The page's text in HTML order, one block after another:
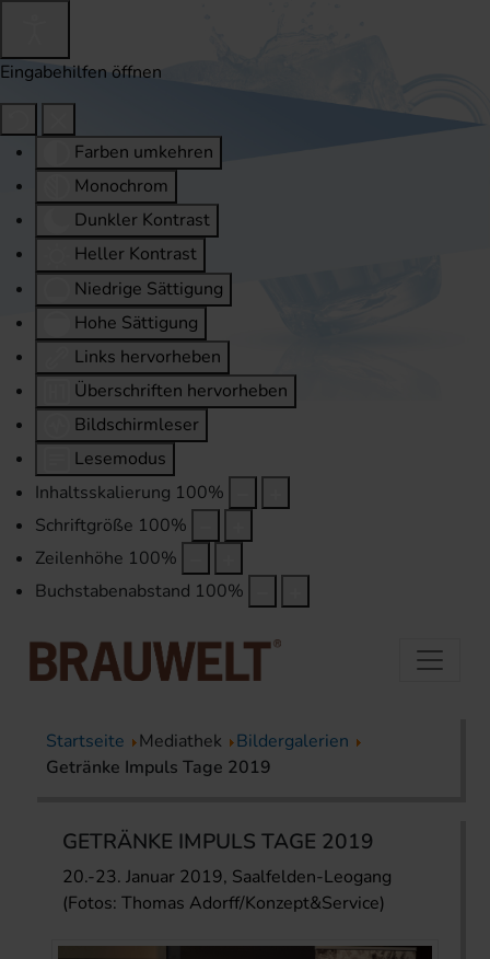
Eingabehilfen öffnen
Farben umkehren
Monochrom
Dunkler Kontrast
Heller Kontrast
Niedrige Sättigung
Hohe Sättigung
Links hervorheben
Überschriften hervorheben
Bildschirmleser
Lesemodus
Inhaltsskalierung 100%
Schriftgröße 100%
Zeilenhöhe 100%
Buchstabenabstand 100%
Startseite Mediathek
Bildergalerien
Getränke Impuls Tage 2019
GETRÄNKE IMPULS TAGE 2019
20.-23. Januar 2019, Saalfelden-Leogang
(Fotos: Thomas Adorff/Konzept&Service)